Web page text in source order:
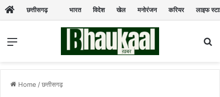
छत्तीसगढ़ भारत विदेश खेल मनोरंजन करियर लाइफ
Menu
Home /छत्तीसगढ़